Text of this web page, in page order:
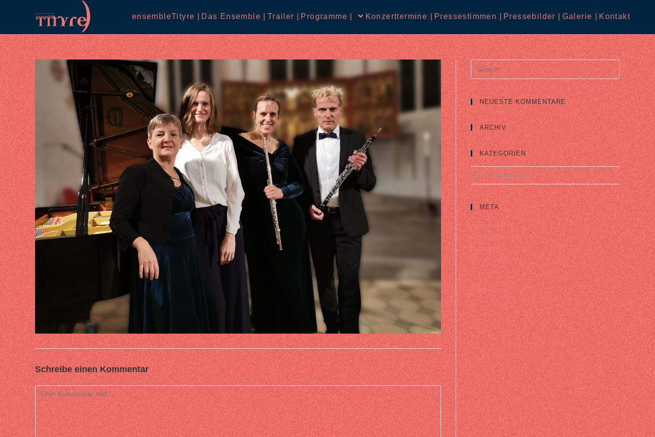
ensembleTityre | Das Ensemble | Trailer | Programme | Konzerttermine | Pressestimmen | Pressebilder | Galerie | Kontakt
Schreibe einen Kommentar
Comment
Search
for:
NEUESTE KOMMENTARE
ARCHIV
KATEGORIEN
Keine Kategorien
META
Anmelden
Eintrags-Feed
Kommentar-Feed
WordPress.org
Datenschutz |